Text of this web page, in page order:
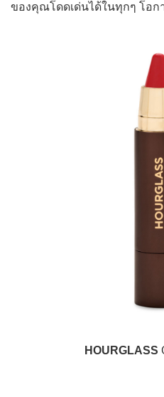
ของคุณโดดเด่นได้ในทุกๆ โอก
HOURGLASS